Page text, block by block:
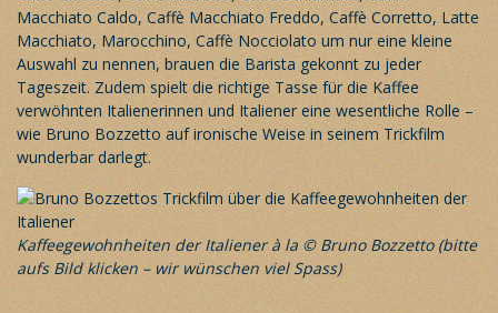
Macchiato Caldo, Caffè Macchiato Freddo, Caffè Corretto, Latte
Macchiato, Marocchino, Caffè Nocciolato um nur eine kleine
Auswahl zu nennen, brauen die Barista gekonnt zu jeder
Tageszeit. Zudem spielt die richtige Tasse für die Kaffee
verwöhnten Italienerinnen und Italiener eine wesentliche Rolle –
wie Bruno Bozzetto auf ironische Weise in seinem Trickfilm
wunderbar darlegt.
Kaffeegewohnheiten der Italiener à la © Bruno Bozzetto (bitte
aufs Bild klicken – wir wünschen viel Spass)